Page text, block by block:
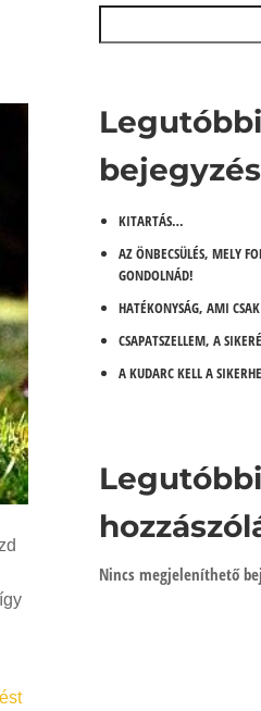
Legutóbbi
KITARTÁS…
AZ ÖNBECSÜLÉS, MELY
GONDOLNÁD!
HATÉKONYSÁG, AMI
CSAPATSZELLEM, A
A KUDARC KELL A
Legutóbbi
Nincs megjeleníthető